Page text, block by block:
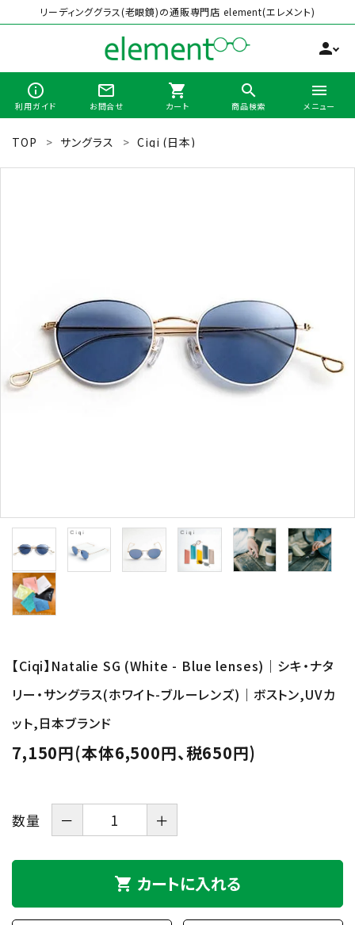
リーディンググラス(老眼鏡)の通販専門店 element(エレメント)
person
info_outline
利用ガイド
mail_outline
お問合せ
shopping_cart
カート
search
商品検索
menu
メニュー
search
カテゴリーから選ぶ
ブランドから選ぶ
形から選ぶ
コンテンツ
INFORMATION
ようこそ 会員名 様
TOP サングラス Ciqi (日本)
【Ciqi】Natalie SG (White - Blue lenses)｜シキ・ナタ
リー・サングラス(ホワイト-ブルーレンズ)｜ボストン,UVカ
ット,日本ブランド
7,150円(本体6,500円、税650円)
数量 － ＋
shopping_cart カートに入れる